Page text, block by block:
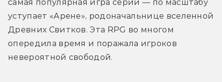
самая популярная игра серии — по масштабу
уступает «Арене», родоначальнице вселенной
Древних Свитков. Эта RPG во многом
опередила время и поражала игроков
невероятной свободой.